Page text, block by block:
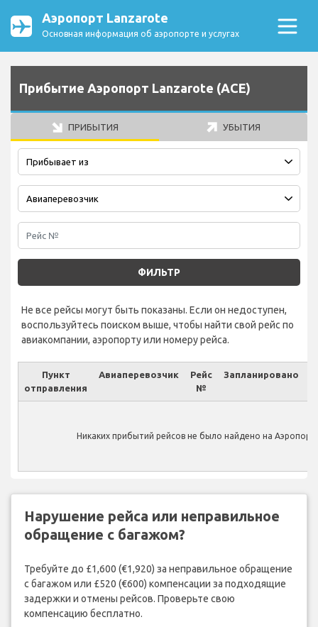
Аэропорт Lanzarote
Основная информация об аэропорте и услугах
Прибытие Аэропорт Lanzarote (ACE)
ПРИБЫТИЯ УБЫТИЯ
ФИЛЬТР
Не все рейсы могут быть показаны. Если он недоступен,
воспользуйтесь поиском выше, чтобы найти свой рейс по
авиакомпании, аэропорту или номеру рейса.
Пункт
отправления
Авиаперевозчик
Рейс
№
Запланировано
Никаких прибытий рейсов не было найдено на
Нарушение рейса или неправильное
обращение с багажом?
Требуйте до £1,600 (€1,920) за неправильное обращение
с багажом или £520 (€600) компенсации за подходящие
задержки и отмены рейсов. Проверьте свою
компенсацию бесплатно.